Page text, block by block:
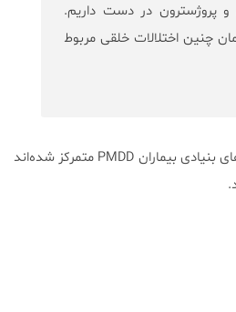
و پروژسترون در دست داریم.
چنین اختلالات خلقی مربوط
محققان هم‌اکنون روی نقش این کمپلکس ژنی در سلول‌های القا شده از سلول‌های بنیادی بیماران PMDD متمرکز شده‌اند